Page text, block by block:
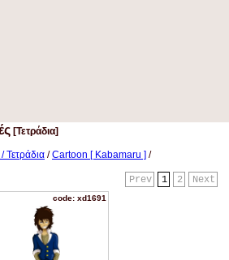
[Τετράδια]
Τετράδια /Cartoon [ Kabamaru ] /
Next
2
1
Prev
code: xd1691